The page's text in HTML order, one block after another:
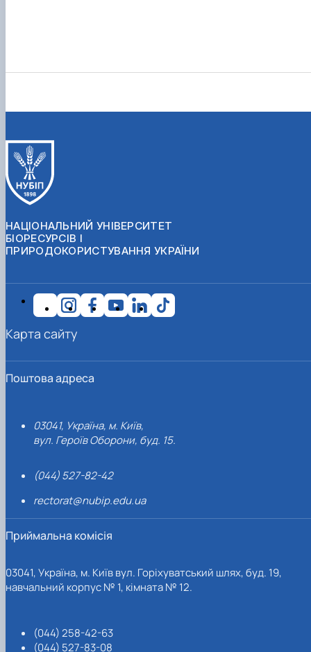
НАЦІОНАЛЬНИЙ УНІВЕРСИТЕТ
БІОРЕСУРСІВ І
ПРИРОДОКОРИСТУВАННЯ УКРАЇНИ
Поштова адреса
03041, Україна, м. Київ,
вул. Героїв Оборони, буд. 15.
(044) 527-82-42
rectorat@nubip.edu.ua
Приймальна комісія
03041, Україна, м. Київ вул. Горіхуватський шлях, буд. 19,
навчальний корпус № 1, кімната № 12.
(044) 258-42-63
(044) 527-83-08
Карта сайту